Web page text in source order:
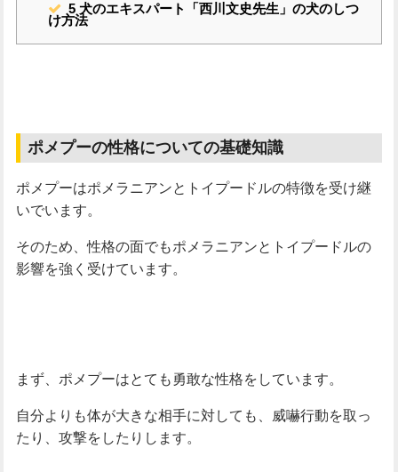
5犬のエキスパート「西川文史先生」の犬のしつ
け方法
ポメプーの性格についての基礎知識
ポメプーはポメラニアンとトイプードルの特徴を受け継
いでいます。
そのため、性格の面でもポメラニアンとトイプードルの
影響を強く受けています。
まず、ポメプーはとても勇敢な性格をしています。
自分よりも体が大きな相手に対しても、威嚇行動を取っ
たり、攻撃をしたりします。